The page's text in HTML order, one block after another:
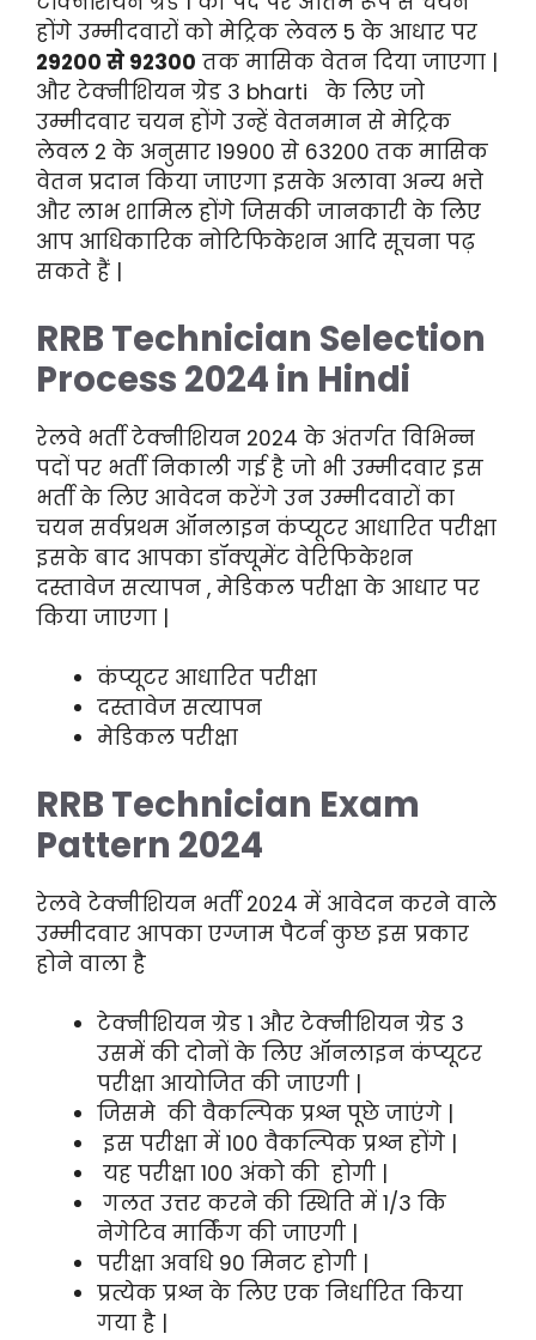
होंगे उम्मीदवारों को मेट्रिक लेवल 5 के आधार पर
29200 से 92300 तक मासिक वेतन दिया जाएगा |
और टेक्नीशियन ग्रेड 3 bharti
के लिए जो
उम्मीदवार चयन होंगे उन्हें वेतनमान से मेट्रिक
लेवल 2 के अनुसार 19900 से 63200 तक मासिक
वेतन प्रदान किया जाएगा इसके अलावा अन्य भत्ते
और लाभ शामिल होंगे जिसकी जानकारी के लिए
आप आधिकारिक नोटिफिकेशन आदि सूचना पढ़
सकते हैं |
RRB Technician Selection
Process 2024 in Hindi
रेलवे भर्ती टेक्नीशियन 2024 के अंतर्गत विभिन्न
पदों पर भर्ती निकाली गई है जो भी उम्मीदवार इस
भर्ती के लिए आवेदन करेंगे उन उम्मीदवारों का
चयन सर्वप्रथम ऑनलाइन कंप्यूटर आधारित परीक्षा
इसके बाद आपका डॉक्यूमेंट वेरिफिकेशन
दस्तावेज सत्यापन , मेडिकल परीक्षा के आधार पर
किया जाएगा |
कंप्यूटर आधारित परीक्षा
दस्तावेज सत्यापन
मेडिकल परीक्षा
RRB Technician Exam
Pattern 2024
रेलवे टेक्नीशियन भर्ती 2024 में आवेदन करने वाले
उम्मीदवार आपका एग्जाम पैटर्न कुछ इस प्रकार
होने वाला है
टेक्नीशियन ग्रेड 1 और टेक्नीशियन ग्रेड 3
उसमें की दोनों के लिए ऑनलाइन कंप्यूटर
परीक्षा आयोजित की जाएगी |
जिसमे की वैकल्पिक प्रश्न पूछे जाएंगे |
इस परीक्षा में 100 वैकल्पिक प्रश्न होंगे |
यह परीक्षा 100 अंको की होगी |
गलत उत्तर करने की स्थिति में 1/3 कि
नेगेटिव मार्किंग की जाएगी |
परीक्षा अवधि 90 मिनट होगी |
प्रत्येक प्रश्न के लिए एक निर्धारित किया
गया है |